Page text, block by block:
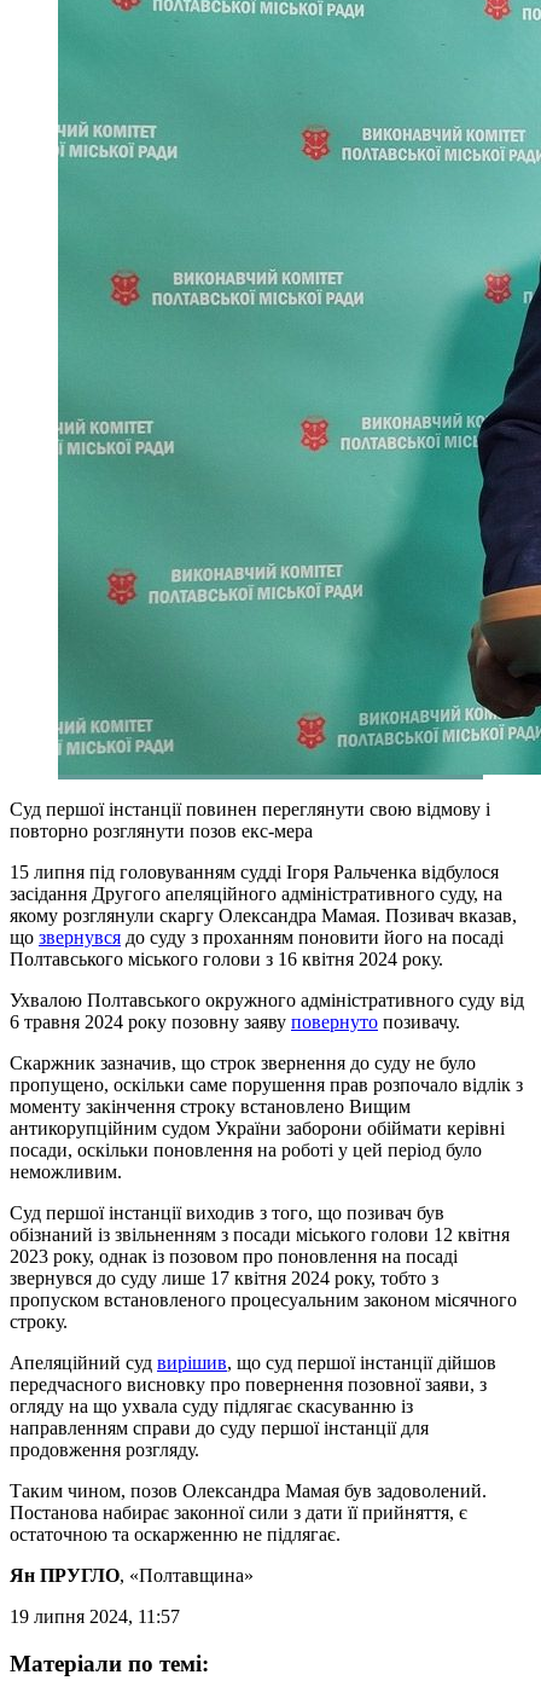
Суд першої інстанції повинен переглянути свою відмову і
повторно розглянути позов екс-мера
15 липня під головуванням судді Ігоря Ральченка відбулося
засідання Другого апеляційного адміністративного суду, на
якому розглянули скаргу Олександра Мамая. Позивач вказав,
що звернувся до суду з проханням поновити його на посаді
Полтавського міського голови з 16 квітня 2024 року.
Ухвалою Полтавського окружного адміністративного суду від
6 травня 2024 року позовну заяву повернуто позивачу.
Скаржник зазначив, що строк звернення до суду не було
пропущено, оскільки саме порушення прав розпочало відлік з
моменту закінчення строку встановлено Вищим
антикорупційним судом України заборони обіймати керівні
посади, оскільки поновлення на роботі у цей період було
неможливим.
Суд першої інстанції виходив з того, що позивач був
обізнаний із звільненням з посади міського голови 12 квітня
2023 року, однак із позовом про поновлення на посаді
звернувся до суду лише 17 квітня 2024 року, тобто з
пропуском встановленого процесуальним законом місячного
строку.
Апеляційний суд вирішив, що суд першої інстанції дійшов
передчасного висновку про повернення позовної заяви, з
огляду на що ухвала суду підлягає скасуванню із
направленням справи до суду першої інстанції для
продовження розгляду.
Таким чином, позов Олександра Мамая був задоволений.
Постанова набирає законної сили з дати її прийняття, є
остаточною та оскарженню не підлягає.
Ян ПРУГЛО, «Полтавщина»
19 липня 2024, 11:57
Матеріали по темі: